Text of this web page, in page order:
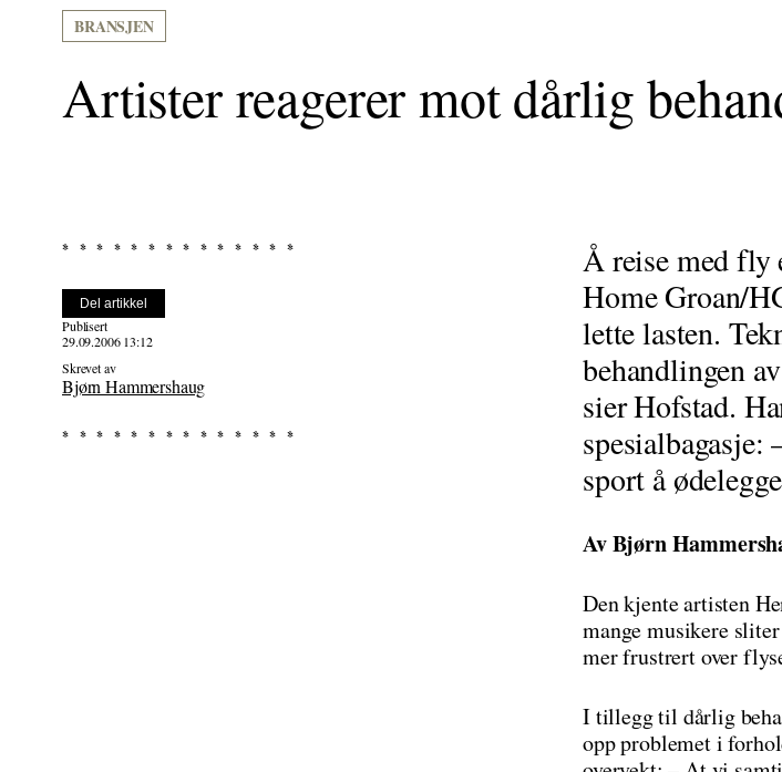
BRANSJEN
Artister reagerer mot dårlig
Del artikkel
Publisert
29.09.2006 13:12
Skrevet av
Bjørn Hammershaug
Å reise med fly
Home Groan/
lette lasten.
behandlingen
sier Hofstad.
spesialbagasje:
sport å
Av Bjørn
Den kjente artisten
mange musikere
mer frustrert over
I tillegg til dårlig
opp problemet i